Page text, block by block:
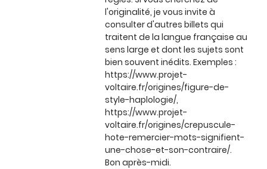
l'originalité, je vous invite à
consulter d'autres billets qui
traitent de la langue française au
sens large et dont les sujets sont
bien souvent inédits. Exemples :
https://www.projet-
voltaire.fr/origines/figure-de-
style-haplologie/,
https://www.projet-
voltaire.fr/origines/crepuscule-
hote-remercier-mots-signifient-
une-chose-et-son-contraire/.
Bon après-midi.